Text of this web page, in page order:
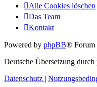
Alle Cookies löschen
Das Team
Kontakt
Powered by phpBB® Forum
Deutsche Übersetzung durch
Datenschutz |